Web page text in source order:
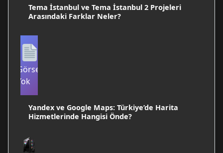
Tema İstanbul ve Tema İstanbul 2 Projeleri
Arasındaki Farklar Neler?
Görsel
Yok
Yandex ve Google Maps: Türkiye’de Harita
Hizmetlerinde Hangisi Önde?